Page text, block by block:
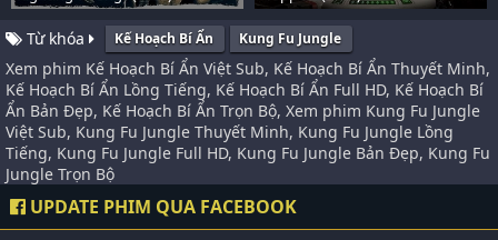
Từ khóa Kế Hoạch Bí Ẩn Kung Fu Jungle
Xem phim Kế Hoạch Bí Ẩn Việt Sub, Kế Hoạch Bí Ẩn Thuyết Minh,
Kế Hoạch Bí Ẩn Lồng Tiếng, Kế Hoạch Bí Ẩn Full HD, Kế Hoạch Bí
Ẩn Bản Đẹp, Kế Hoạch Bí Ẩn Trọn Bộ, Xem phim Kung Fu Jungle
Việt Sub, Kung Fu Jungle Thuyết Minh, Kung Fu Jungle Lồng
Tiếng, Kung Fu Jungle Full HD, Kung Fu Jungle Bản Đẹp, Kung Fu
Jungle Trọn Bộ
UPDATE PHIM QUA FACEBOOK